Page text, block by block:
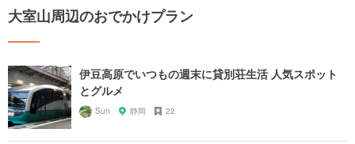
大室山周辺のおでかけプラン
伊豆高原でいつもの週末に貸別荘生活 人気スポット
とグルメ
Sun 静岡 22